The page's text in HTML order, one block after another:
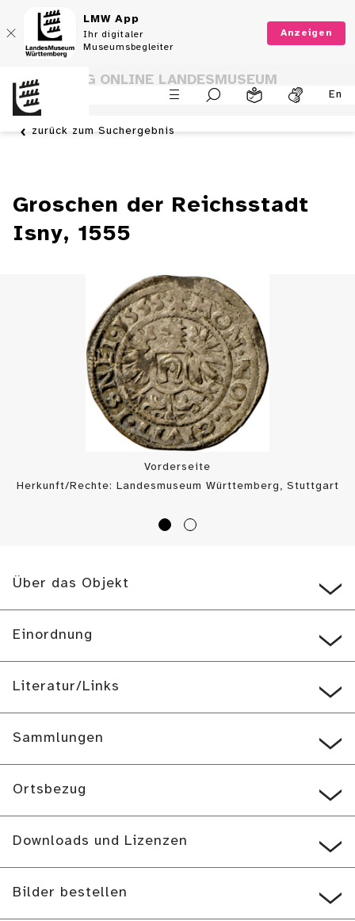
LMW App
Ihr digitaler
Museumsbegleiter
Anzeigen
En
SAMMLUNG ONLINE LANDESMUSEUM
WÜRTTEMBERG
zurück zum Suchergebnis
Groschen der Reichsstadt
Isny, 1555
Vorderseite
Herkunft/Rechte: Landesmuseum Württemberg, Stuttgart
Über das Objekt
Einordnung
Literatur/Links
Sammlungen
Ortsbezug
Downloads und Lizenzen
Bilder bestellen